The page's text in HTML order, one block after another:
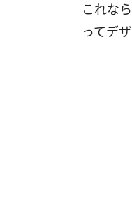
これな
ってデ